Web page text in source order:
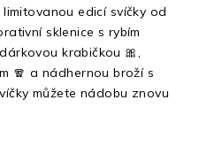
edicí svíčky od
sklenice s rybím
krabičkou 🎀,
🧣 a nádhernou broží s
můžete nádobu znovu